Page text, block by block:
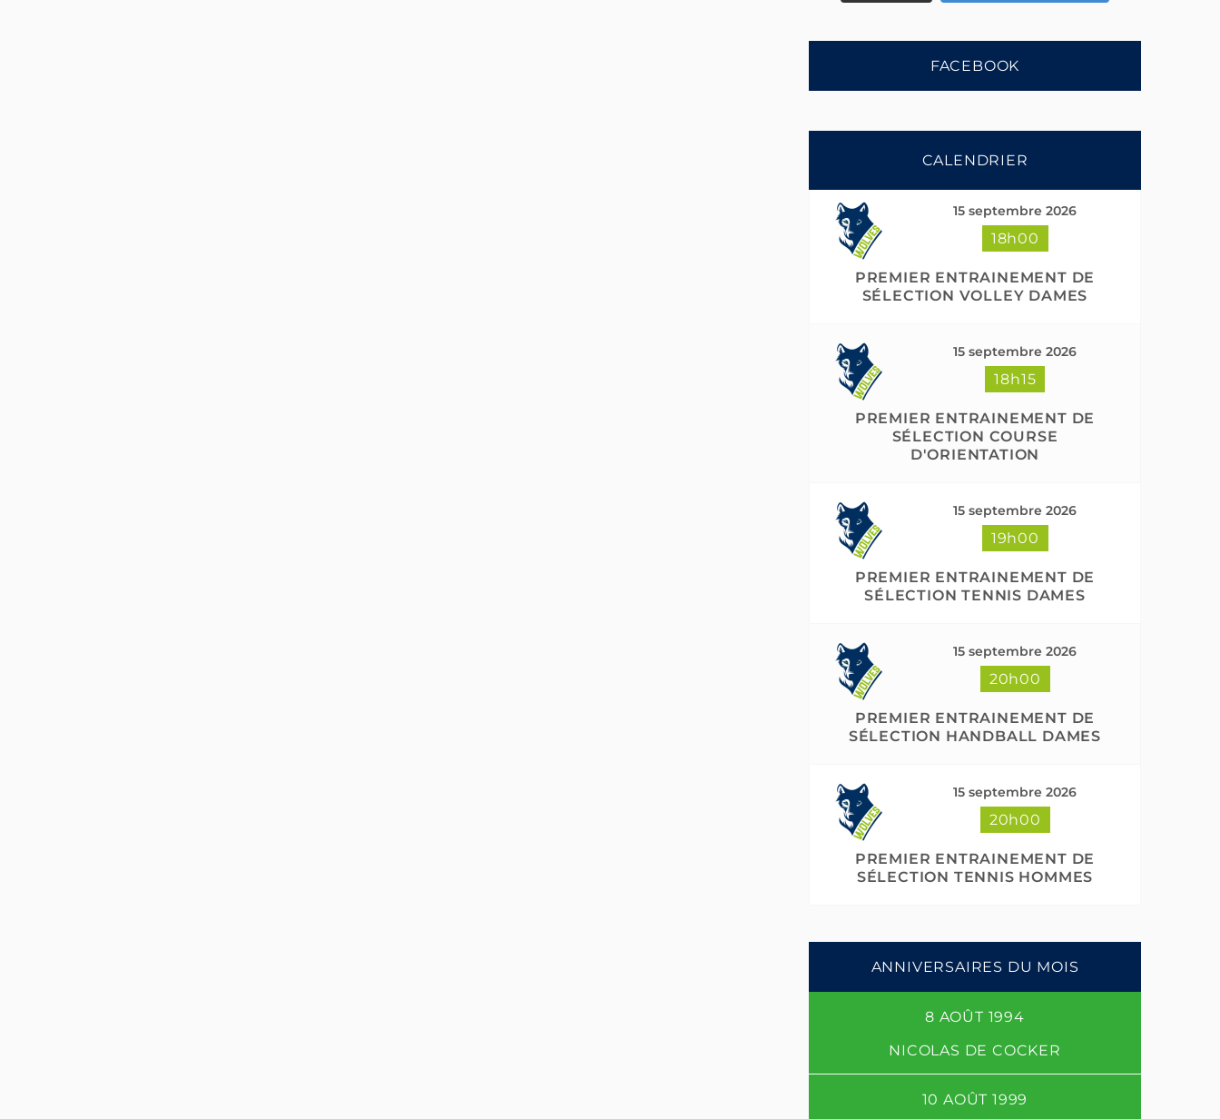
FACEBOOK
CALENDRIER
15 septembre 2026
18h00
PREMIER ENTRAINEMENT DE
SÉLECTION VOLLEY DAMES
15 septembre 2026
18h15
PREMIER ENTRAINEMENT DE
SÉLECTION COURSE
D'ORIENTATION
15 septembre 2026
19h00
PREMIER ENTRAINEMENT DE
SÉLECTION TENNIS DAMES
15 septembre 2026
20h00
PREMIER ENTRAINEMENT DE
SÉLECTION HANDBALL DAMES
15 septembre 2026
20h00
PREMIER ENTRAINEMENT DE
SÉLECTION TENNIS HOMMES
ANNIVERSAIRES DU MOIS
8 AOÛT 1994
NICOLAS DE COCKER
10 AOÛT 1999